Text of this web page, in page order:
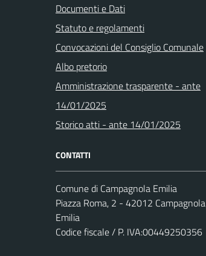
Documenti e Dati
Statuto e regolamenti
Convocazioni del Consiglio Comunale
Albo pretorio
Amministrazione trasparente - ante
14/01/2025
Storico atti - ante 14/01/2025
CONTATTI
Comune di Campagnola Emilia
Piazza Roma, 2 - 42012 Campagnola
Emilia
Codice fiscale / P. IVA:00449250356